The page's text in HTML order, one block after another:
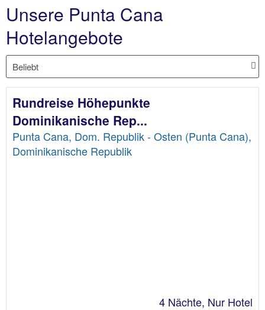
Unsere Punta Cana
Hotelangebote
Rundreise Höhepunkte
Dominikanische Rep...
Punta Cana, Dom. Republik - Osten (Punta Cana),
Dominikanische Republik
4 Nächte, Nur Hotel